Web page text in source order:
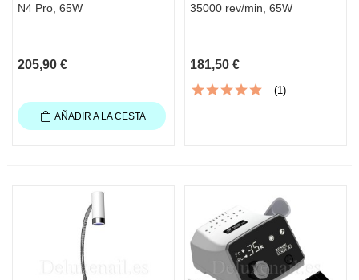
N4 Pro, 65W
205,90 €
AÑADIR A LA CESTA
35000 rev/min, 65W
181,50 €
(1)